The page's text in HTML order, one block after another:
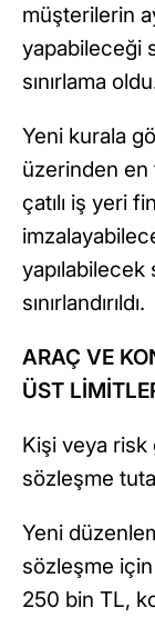
müşterilerin
yapabileceği
sınırlama
Yeni kurala
üzerinden en
çatılı iş yeri
yapılabilecek
sınırlandırıldı.
ARAÇ VE
ÜST
Kişi veya risk
sözleşme
Yeni
sözleşme
250 bin TL,